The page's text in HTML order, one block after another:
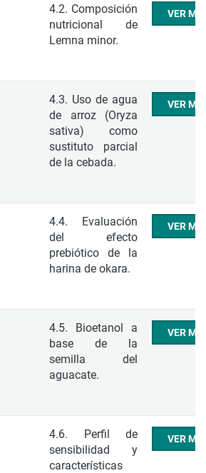
4.2. Composición
nutricional de
Lemna minor.
VER
4.3. Uso de agua
de arroz (Oryza
sativa) como
sustituto parcial
de la cebada.
VER
4.4. Evaluación
del efecto
prebiótico de la
harina de okara.
VER
4.5. Bioetanol a
base de la
semilla del
aguacate.
VER
4.6. Perfil de
sensibilidad y
características
VER